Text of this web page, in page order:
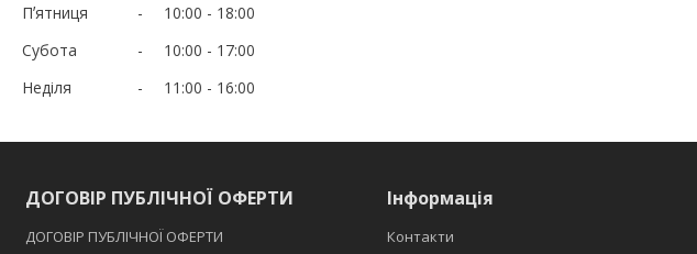
Пʼятниця
10:00
18:00
Субота
10:00
17:00
Неділя
11:00 16:00
ДОГОВІР ПУБЛІЧНОЇ ОФЕРТИ
ДОГОВІР ПУБЛІЧНОЇ ОФЕРТИ
Інформація
Контакти